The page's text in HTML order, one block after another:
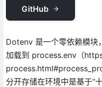
GitHub
Dotenv 是一个零依赖模块
加载到 process.env（
分开存储在环境中是基于“